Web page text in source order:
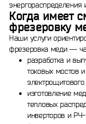
энергораспределения
Когда имеет
фрезеровку
Наши услуги
фрезеровка меди —
разработка и
токовых мостов
изготовление
тепловых
инверторов и РЧ-